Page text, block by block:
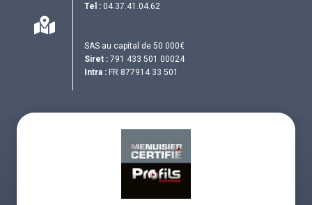
Tel : 04.37.41.04.62
SAS au capital de 50 000€
Siret : 791 433 501 00024
Intra : FR 877914 33 501